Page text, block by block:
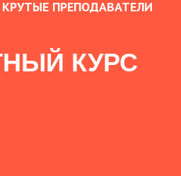
КРУТЫЕ ПРЕПОДАВАТЕЛИ
КУРС